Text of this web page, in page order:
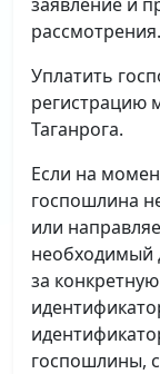
рассмотрения.
Уплатить
регистрацию
Таганрога.
Если на
госпошлина
или
необходимый
за
госпошлины,